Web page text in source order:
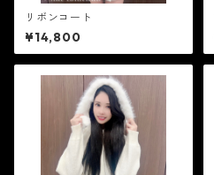
リボンコート
¥14,800